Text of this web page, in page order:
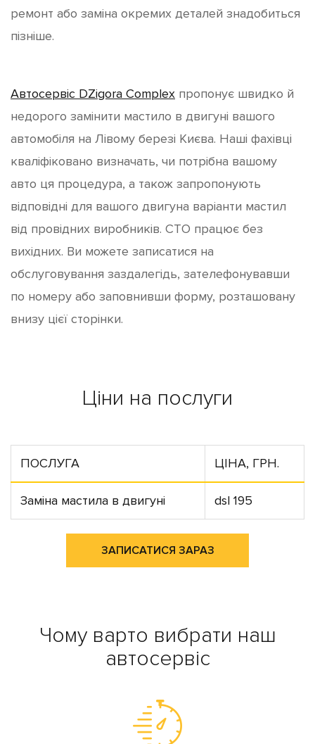
ремонт або заміна окремих деталей знадобиться
пізніше.
Автосервіс DZigora Complex пропонує швидко й
недорого замінити мастило в двигуні вашого
автомобіля на Лівому березі Києва. Наші фахівці
кваліфіковано визначать, чи потрібна вашому
авто ця процедура, а також запропонують
відповідні для вашого двигуна варіанти мастил
від провідних виробників. СТО працює без
вихідних. Ви можете записатися на
обслуговування заздалегідь, зателефонувавши
по номеру або заповнивши форму, розташовану
внизу цієї сторінки.
Ціни на послуги
ПОСЛУГА ЦІНА, ГРН.
Заміна мастила в двигуні dsl 195
ЗАПИСАТИСЯ ЗАРАЗ
Чому варто вибрати наш
автосервіс